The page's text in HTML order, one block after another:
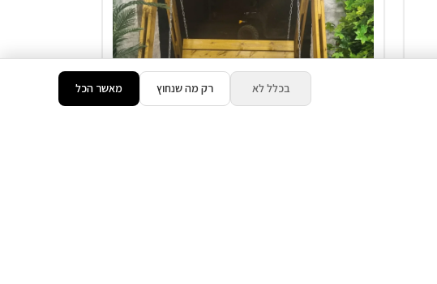
בכלל לא רק מה שנחוץ מאשר הכל